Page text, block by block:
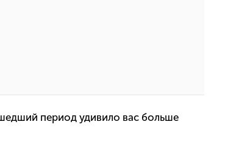
период удивило вас больше